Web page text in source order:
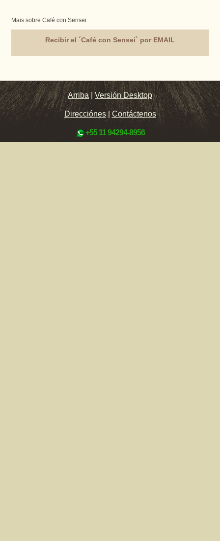
Mais sobre Café con Sensei
Recibir el ´Café con Sensei` por EMAIL
Arriba |Versión Desktop
Direcciónes| Contáctenos
+55 11 94294-8956